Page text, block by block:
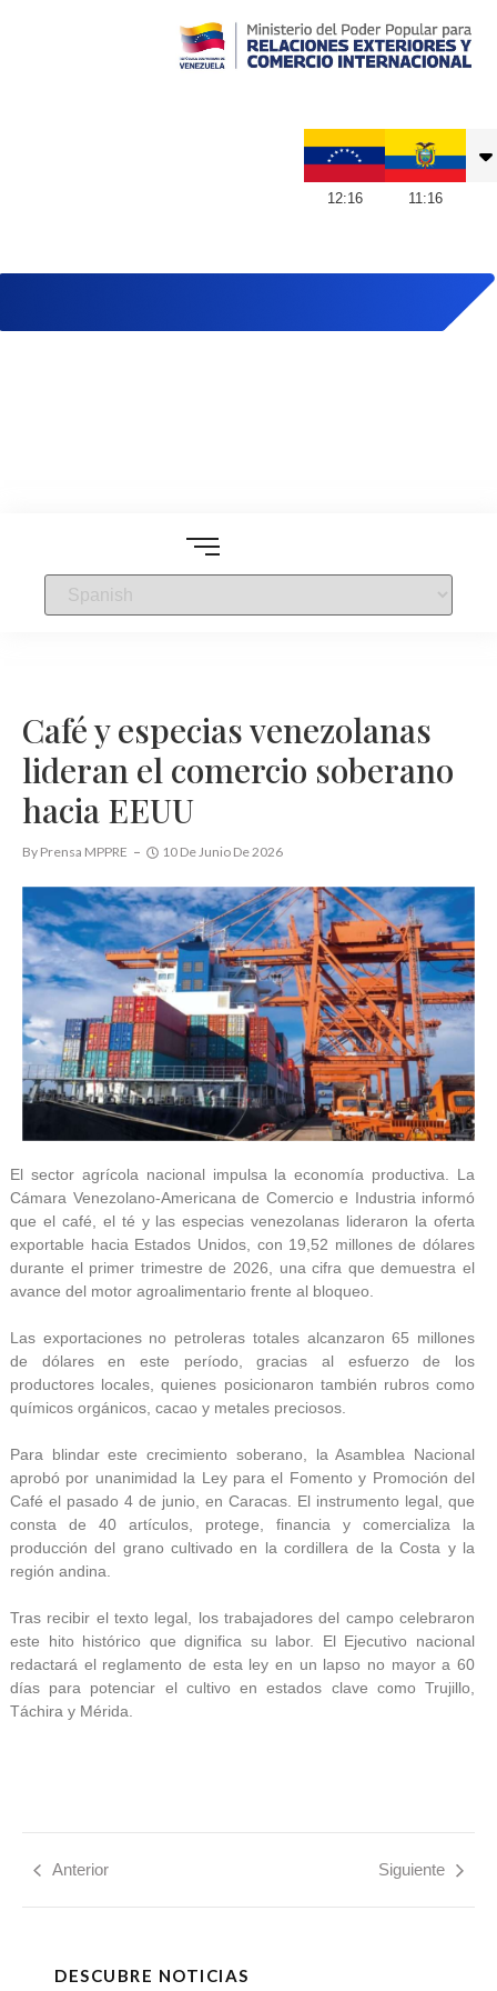
12:16 11 :16
Café y especias venezolanas
lideran el comercio soberano
hacia EEUU
By Prensa MPPRE 10 De Junio De 2026
El sector agrícola nacional impulsa la economía productiva. La
Cámara Venezolano-Americana de Comercio e Industria informó
que el café, el té y las especias venezolanas lideraron la oferta
exportable hacia Estados Unidos, con 19,52 millones de dólares
durante el primer trimestre de 2026, una cifra que demuestra el
avance del motor agroalimentario frente al bloqueo.
Las exportaciones no petroleras totales alcanzaron 65 millones
de dólares en este período, gracias al esfuerzo de los
productores locales, quienes posicionaron también rubros como
químicos orgánicos, cacao y metales preciosos.
Para blindar este crecimiento soberano, la Asamblea Nacional
aprobó por unanimidad la Ley para el Fomento y Promoción del
Café el pasado 4 de junio, en Caracas. El instrumento legal, que
consta de 40 artículos, protege, financia y comercializa la
producción del grano cultivado en la cordillera de la Costa y la
región andina.
Tras recibir el texto legal, los trabajadores del campo celebraron
este hito histórico que dignifica su labor. El Ejecutivo nacional
redactará el reglamento de esta ley en un lapso no mayor a 60
días para potenciar el cultivo en estados clave como Trujillo,
Táchira y Mérida.
Anterior Siguiente
DESCUBRE NOTICIAS